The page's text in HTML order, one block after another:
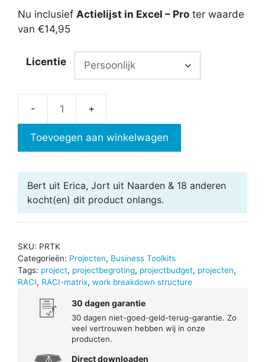
Nu inclusief Actielijst in Excel – Pro ter waarde
van €14,95
Licentie
aantal
Toevoegen aan winkelwagen
Bert uit Erica, Jort uit Naarden & 18 anderen
kocht(en) dit product onlangs.
SKU: PRTK
Categorieën: Projecten, Business Toolkits
Tags: project, projectbegroting, projectbudget, projecten,
RACI, RACI-matrix, work breakdown structure
30 dagen garantie
30 dagen niet-goed-geld-terug-garantie. Zo
veel vertrouwen hebben wij in onze
producten.
Direct downloaden